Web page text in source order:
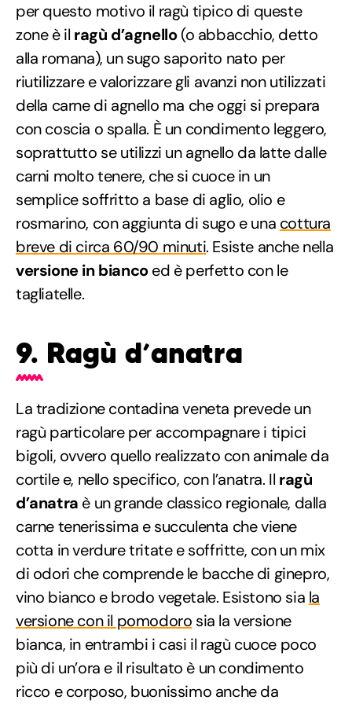
per questo motivo il ragù tipico di queste
zone è il ragù d’agnello(o abbacchio, detto
alla romana), un sugo saporito nato per
riutilizzare e valorizzare gli avanzi non utilizzati
della carne di agnello ma che oggi si prepara
con coscia o spalla. È un condimento leggero,
soprattutto se utilizzi un agnello da latte dalle
carni molto tenere, che si cuoce in un
semplice soffritto a base di aglio, olio e
rosmarino, con aggiunta di sugo e una cottura
breve di circa 60/90 minuti. Esiste anche nella
versione in biancoed è perfetto con le
tagliatelle.
9. Ragù d’anatra
La tradizione contadina veneta prevede un
ragù particolare per accompagnare i tipici
bigoli, ovvero quello realizzato con animale da
cortile e, nello specifico, con l’anatra. Il ragù
d’anatra è un grande classico regionale, dalla
carne tenerissima e succulenta che viene
cotta in verdure tritate e soffritte, con un mix
di odori che comprende le bacche di ginepro,
vino bianco e brodo vegetale. Esistono sia la
versione con il pomodoro sia la versione
bianca, in entrambi i casi il ragù cuoce poco
più di un’ora e il risultato è un condimento
ricco e corposo, buonissimo anche da